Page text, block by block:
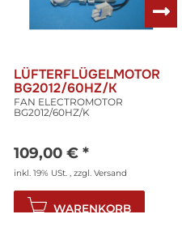
LÜFTERFLÜGELMOTOR
BG2012/60HZ/K
FAN ELECTROMOTOR
BG2012/60HZ/K
109,00 € *
inkl. 19% USt. , zzgl. Versand
WARENKORB